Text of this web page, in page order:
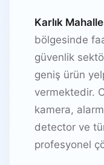
Karlık
bölgesinde
güvenlik
geniş ürün
vermektedir.
kamera,
detector ve
profesyonel